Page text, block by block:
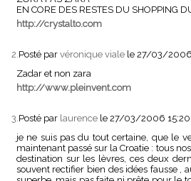
EN CORE DES RESTES DU SHOPPING
http://crystalto.com
2.Posté par véronique viale le 27/03/
Zadar et non zara
http://www.pleinvent.com
3.Posté par laurence le 27/03/2006 15:20
je ne suis pas du tout certaine, que le
maintenant passé sur la Croatie : tous
destination sur les lèvres, ces deux
souvent rectifier bien des idées fausse ,